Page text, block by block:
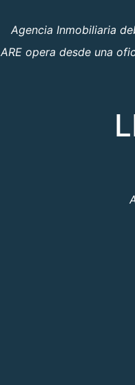
Agencia Inmobiliaria
opera desde una